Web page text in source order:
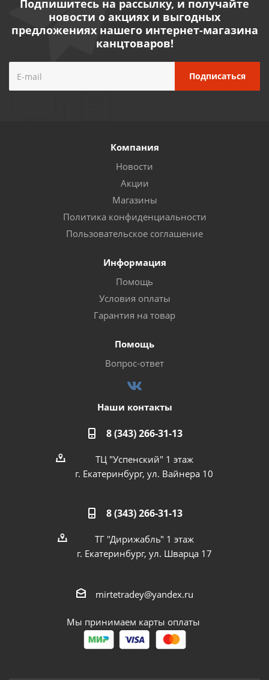
Подпишитесь на рассылку, и получайте
новости о акциях и выгодных
предложениях нашего интернет-магазина
канцтоваров!
Компания
Новости
Акции
Магазины
Политика конфиденциальности
Пользовательское соглашение
Информация
Помощь
Условия оплаты
Гарантия на товар
Помощь
Вопрос-ответ
Наши контакты
8 (343) 266-31-13
ТЦ "Успенский" 1 этаж
г. Екатеринбург, ул. Вайнера 10
8 (343) 266-31-13
ТГ "Дирижабль" 1 этаж
г. Екатеринбург, ул. Шварца 17
mirtetradey@yandex.ru
Мы принимаем карты оплаты